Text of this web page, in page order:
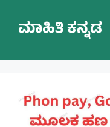
contentಮಾಹಿತಿ ಕನ್ನಡ